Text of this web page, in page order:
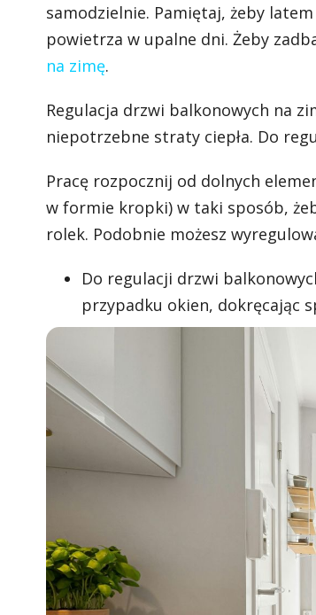
samodzielnie. Pamiętaj, żeby
powietrza w upalne dni. Żeby
na zimę.
Regulacja drzwi balkonowych na
niepotrzebne straty ciepła. Do
Pracę rozpocznij od dolnych
w formie kropki) w taki sposób,
rolek. Podobnie możesz
Do regulacji drzwi
przypadku okien, dokręcając